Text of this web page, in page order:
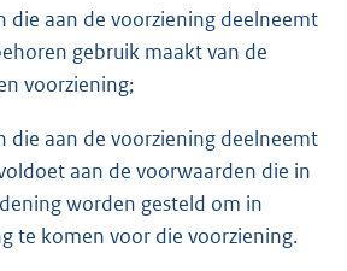
die aan de voorziening deelneemt
gebruik maakt van de
voorziening;
die aan de voorziening deelneemt
aan de voorwaarden die in
worden gesteld om in
te komen voor die voorziening.